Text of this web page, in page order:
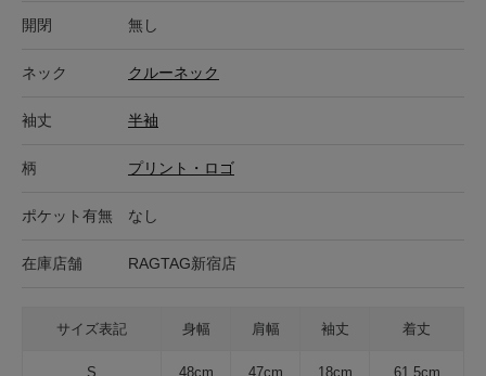
開閉 無し
ネック クルーネック
袖丈 半袖
柄 プリント・ロゴ
ポケット有無 なし
在庫店舗 RAGTAG新宿店
サイズ表記 身幅 肩幅 袖丈 着丈
S 48cm 47cm 18cm 61.5cm